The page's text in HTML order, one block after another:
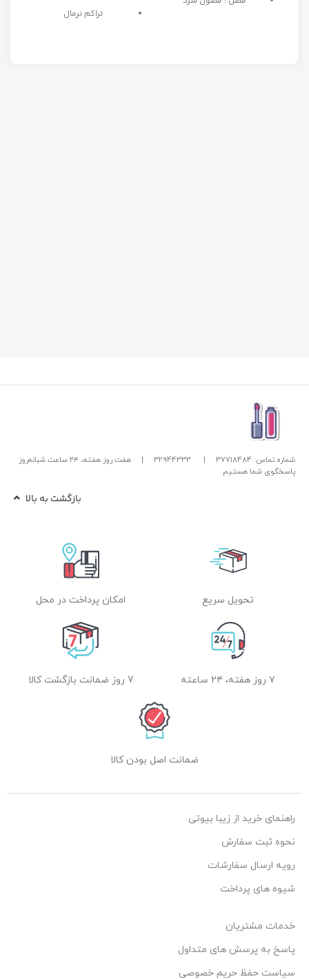
تراکم نرمال
شماره تماس: 37718484 |
32944333
|
هفت روز هفته، ۲۴ ساعت شبانه‌روز
پاسخگوی شما هستیم.
بازگشت به بالا
تحویل سریع امکان پرداخت در محل
۷ روز هفته، ۲۴ ساعته 7 روز ضمانت بازگشت کالا
ضمانت اصل بودن کالا
راهنمای خرید از زیبا بیوتی
نحوه ثبت سفارش
رویه ارسال سفارشات
شیوه های پرداخت
خدمات مشتریان
پاسخ به پرسش های متداول
سیاست حفظ حریم خصوصی